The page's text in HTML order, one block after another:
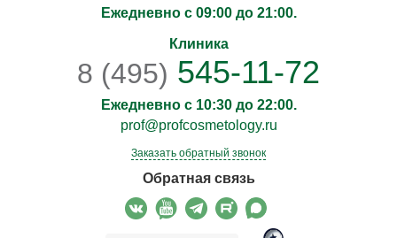
Ежедневно с 09:00 до 21:00.
Клиника
8 (495) 545-11-72
Ежедневно с 10:30 до 22:00.
prof@profcosmetology.ru
Заказать обратный звонок
Обратная связь